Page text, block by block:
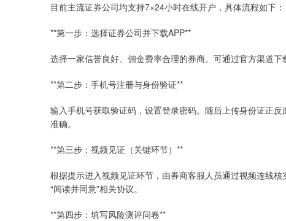
目前主流证券公司均支持7×24小时在线开户，具体流程如下：
**第一步：选择证券公司并下载APP**
选择一家信誉良好、佣金费率合理的券商。可通过官方渠道下
**第二步：手机号注册与身份验证**
输入手机号获取验证码，设置登录密码。随后上传身份证正
准确。
**第三步：视频见证（关键环节）**
根据提示进入视频见证环节，由券商客服人员通过视频连线
“阅读并同意”相关协议。
**第四步：填写风险测评问卷**